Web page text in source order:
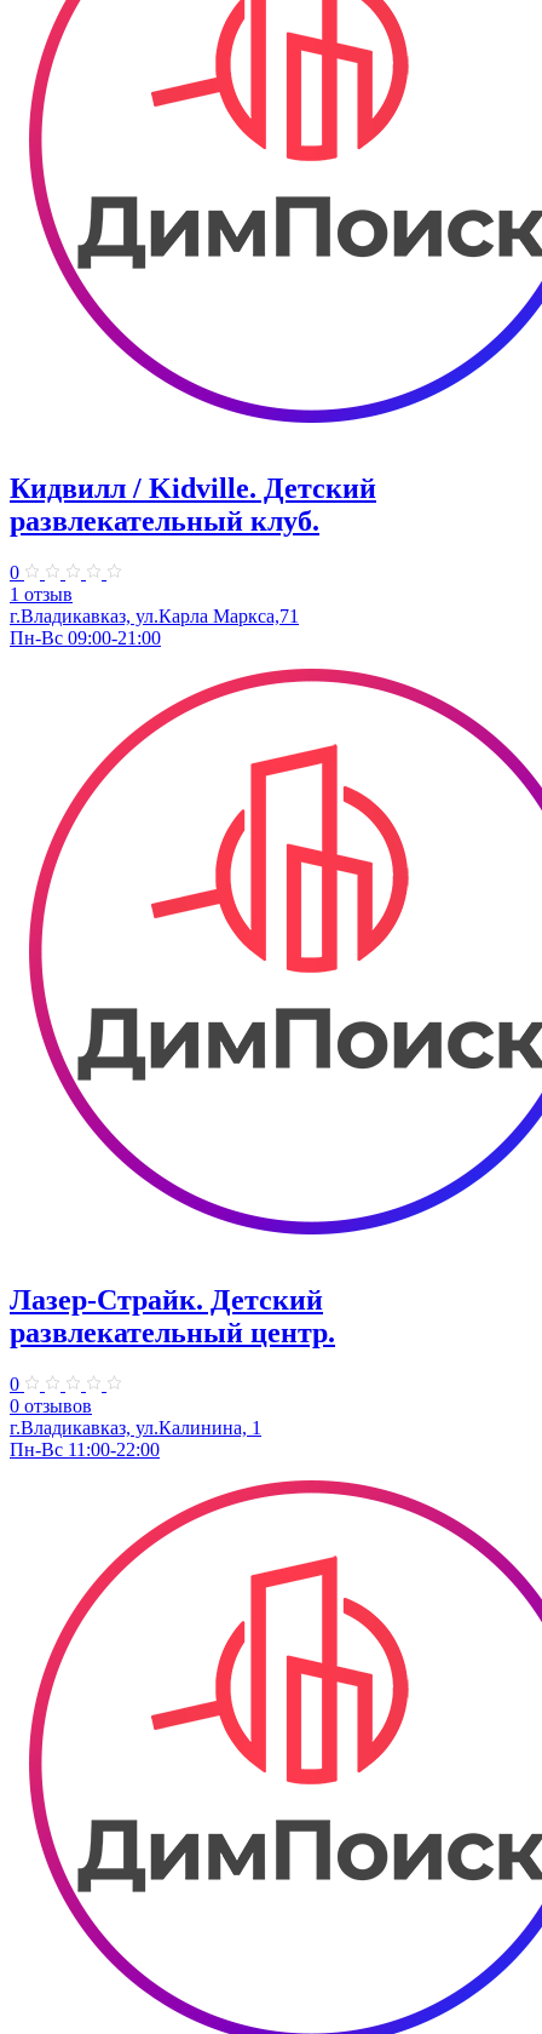
Кидвилл / Kidville. ​​Детский
развлекательный клуб.
0
1 отзыв
г.Владикавказ, ул.​Карла Маркса,71
Пн-Вс 09:00-21:00
Лазер-Страйк. ​Детский
развлекательный центр.
0
0 отзывов
г.Владикавказ, ул.Калинина, 1
Пн-Вс 11:00-22:00